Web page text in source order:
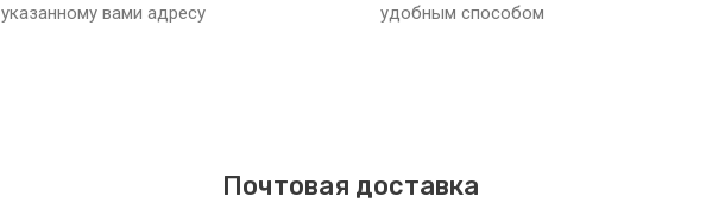
указанному вами адресу
удобным способом
Почтовая доставка